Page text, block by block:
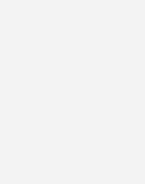
die